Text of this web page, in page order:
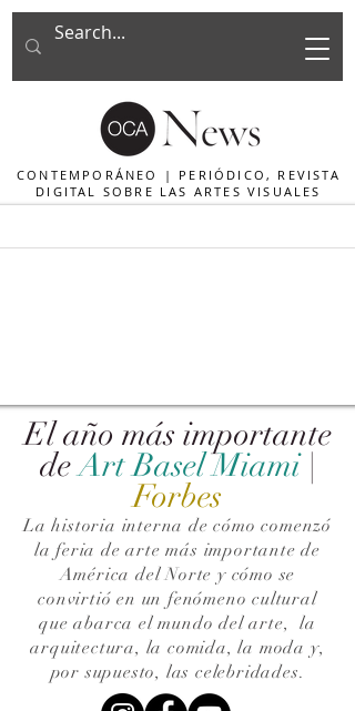
CONTEMPORÁNEO | PERIÓDICO, REVISTA
DIGITAL SOBRE LAS ARTES VISUALES
El año más importante
de Art Basel Miami |
Forbes
La historia interna de cómo comenzó
la feria de arte más importante de
América del Norte y cómo se
convirtió en un fenómeno cultural
que abarca el mundo del arte,la
arquitectura, la comida, la moda y,
por supuesto, las celebridades.